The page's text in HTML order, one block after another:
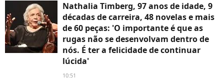
Nathalia Timberg, 97 anos de idade, 9
décadas de carreira, 48 novelas e mais
de 60 peças: 'O importante é que as
rugas não se desenvolvam dentro de
nós. É ter a felicidade de continuar
lúcida'
10:51